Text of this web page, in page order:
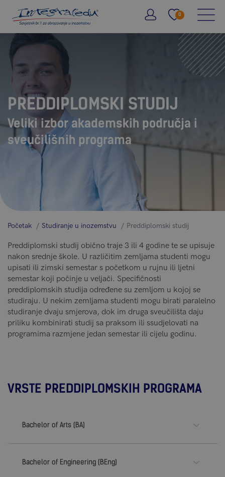
0
PREDDIPLOMSKI STUDIJ
Veliki izbor akademskih područja i
sveučilišnih programa
Početak Studiranje u inozemstvu Preddiplomski studij
Preddiplomski studij obično traje 3 ili 4 godine te se upisuje
nakon srednje škole. U različitim zemljama studenti mogu
upisati ili zimski semestar s početkom u rujnu ili ljetni
semestar koji počinje u veljači. Specifičnosti
preddiplomskih studija određene su zemljom u kojoj se
studiraju. U nekim zemljama studenti mogu birati paralelno
studiranje dvaju smjerova, dok im druga sveučilišta daju
priliku kombinirati studij sa praksom ili ssudjelovati na
programima razmjene jedan semestar ili cijelu godinu.
VRSTE PREDDIPLOMSKIH PROGRAMA
Bachelor of Arts (BA)
Bachelor of Engineering (BEng)